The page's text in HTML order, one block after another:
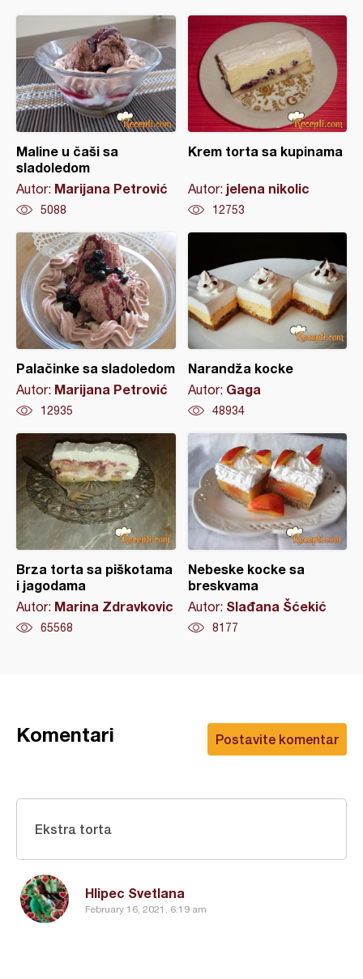
Maline u čaši sa
sladoledom
Autor: Marijana Petrović
5088
Krem torta sa kupinama
Autor: jelena nikolic
12753
Palačinke sa sladoledom
Autor: Marijana Petrović
12935
Narandža kocke
Autor: Gaga
48934
Brza torta sa piškotama
i jagodama
Autor: Marina Zdravkovic
65568
Nebeske kocke sa
breskvama
Autor: Slađana Šćekić
8177
Postavite komentar
Komentari
Hlipec Svetlana
February 16, 2021, 6:19 am
Ekstra torta